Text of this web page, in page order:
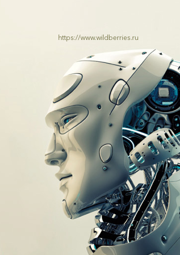
https://www.wildberries.ru